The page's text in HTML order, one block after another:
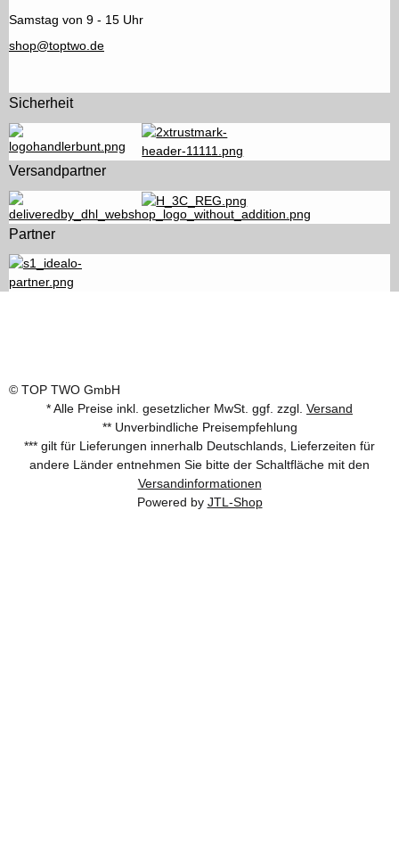
Samstag von 9 - 15 Uhr
shop@toptwo.de
Sicherheit
Versandpartner
Partner
© TOP TWO GmbH
* Alle Preise inkl. gesetzlicher MwSt. ggf. zzgl. Versand
** Unverbindliche Preisempfehlung
*** gilt für Lieferungen innerhalb Deutschlands, Lieferzeiten für
andere Länder entnehmen Sie bitte der Schaltfläche mit den
Versandinformationen
Powered by JTL-Shop